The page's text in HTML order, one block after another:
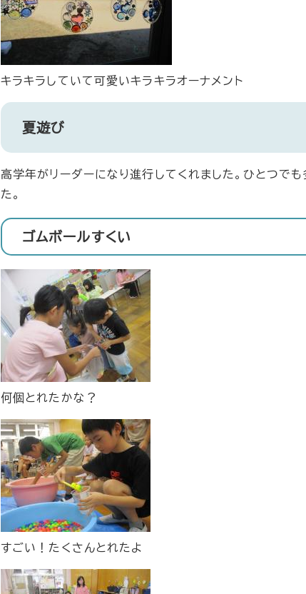
キラキラしていて可愛いキラキラオーナメント
夏遊び
高学年がリーダーになり進行してくれました。ひとつで
た。
ゴムボールすくい
何個とれたかな？
すごい！たくさんとれたよ